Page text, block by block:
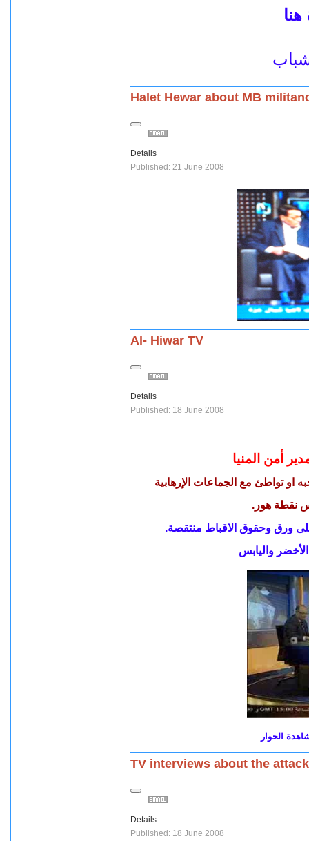
Halet Hewar about MB
Details
Published: 21 June 2008
Al- Hiwar TV
Details
Published: 18 June 2008
أمن المنيا
او تواطئ مع الجماعات الإرهابية
نقطة هور.
ورق وحقوق الاقباط منتقصة.
واليابس
الحوار
TV interviews about the
Details
Published: 18 June 2008